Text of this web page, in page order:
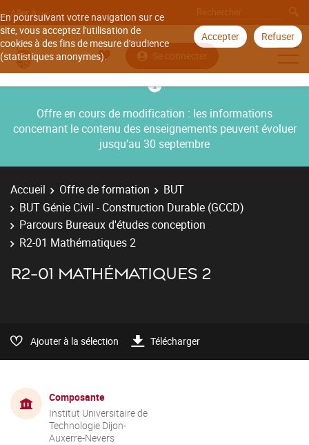
En poursuivant votre navigation sur ce
site, vous acceptez l'utilisation de
cookies à des fins de mesure d'audience
(statistiques anonymes).
Accepter Refuser
Aller à
Se connecter
Offre en cours de modification : les informations
concernant le contenu des enseignements peuvent évoluer
jusqu’au 30 septembre
Accueil Offre de formation
BUT
BUT Génie Civil - Construction Durable (GCCD)
Parcours Bureaux d'études conception
R2-01 Mathématiques 2
R2-01 MATHÉMATIQUES 2
Ajouter à la sélection Télécharger
Composante
Institut Universitaire de
Technologie Dijon-
Auxerre-Nevers